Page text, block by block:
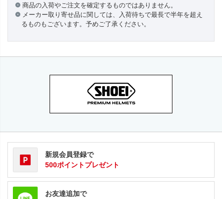
商品の入荷やご注文を確定するものではありません。
メーカー取り寄せ品に関しては、入荷待ちで最長で半年を超え
るものもございます。予めご了承ください。
新規会員登録で
500ポイントプレゼント
お友達追加で